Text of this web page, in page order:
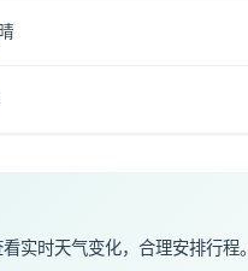
晴
实时天气变化，合理安排行程。